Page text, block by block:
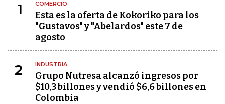
1 COMERCIO
Esta es la oferta de Kokoriko para los
"Gustavos" y "Abelardos" este 7 de
agosto
2 INDUSTRIA
Grupo Nutresa alcanzó ingresos por
$10,3 billones y vendió $6,6 billones en
Colombia